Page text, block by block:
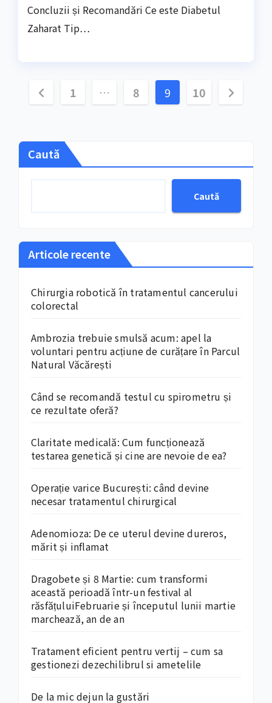
Concluzii și Recomandări Ce este Diabetul
Zaharat Tip…
Paginație
1 … 8 9 10
Caută
Caută
Articole recente
Chirurgia robotică în tratamentul cancerului
colorectal
Ambrozia trebuie smulsă acum: apel la
voluntari pentru acțiune de curățare în Parcul
Natural Văcărești
Când se recomandă testul cu spirometru și
ce rezultate oferă?
Claritate medicală: Cum funcționează
testarea genetică și cine are nevoie de ea?
Operație varice București: când devine
necesar tratamentul chirurgical
Adenomioza: De ce uterul devine dureros,
mărit și inflamat
Dragobete și 8 Martie: cum transformi
această perioadă într-un festival al
răsfățuluiFebruarie și începutul lunii martie
marchează, an de an
Tratament eficient pentru vertij – cum sa
gestionezi dezechilibrul si ametelile
De la mic dejun la gustări